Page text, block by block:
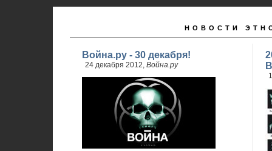
НОВОСТИ
Война.ру - 30 декабря!
24 декабря 2012, Война.ру